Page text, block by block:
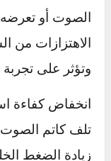
يعد الصوت
وجود خلل في
تقليل ضوضاء
صوت المحرك
الصوت بشكل
إزعاجًا للسائق